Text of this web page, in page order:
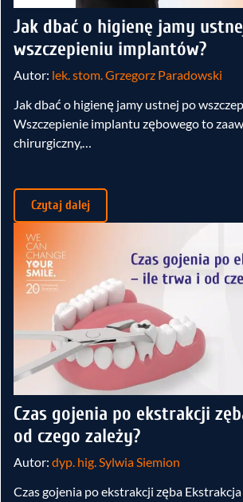
Jak dbać o higienę jamy
wszczepieniu implantów?
Autor: lek. stom. Grzegorz Paradowski
Jak dbać o higienę jamy ustnej po
Wszczepienie implantu zębowego to
chirurgiczny,…
Czytaj dalej
Czas gojenia po ekstrakcji
od czego zależy?
Autor: dyp. hig. Sylwia Siemion
Czas gojenia po ekstrakcji zęba